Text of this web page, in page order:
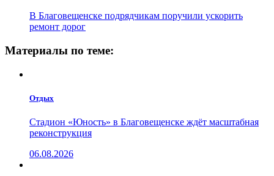
В Благовещенске подрядчикам поручили ускорить
ремонт дорог
Материалы по теме:
Отдых
Стадион «Юность» в Благовещенске ждёт масштабная
реконструкция
06.08.2026